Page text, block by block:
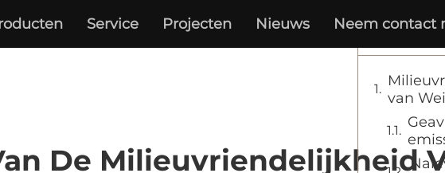
Service Projecten Nieuws Neem contact
De Milieuvriendelijkheid
van